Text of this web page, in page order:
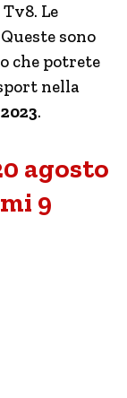
Tv8. Le
sono
che potrete
nella
.
agosto
9